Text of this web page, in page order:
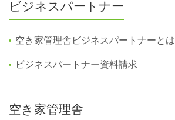
ビジネスパートナー
空き家管理舎ビジネスパートナーとは
ビジネスパートナー資料請求
空き家管理舎